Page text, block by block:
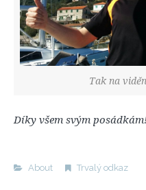
Tak na
Díky všem svým
About Trvalý odkaz